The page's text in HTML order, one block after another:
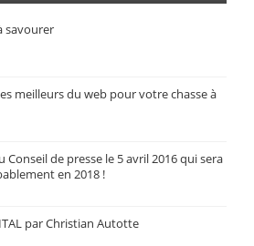
savourer
meilleurs du web pour votre chasse à
Conseil de presse le 5 avril 2016 qui sera
en 2018 !
par Christian Autotte